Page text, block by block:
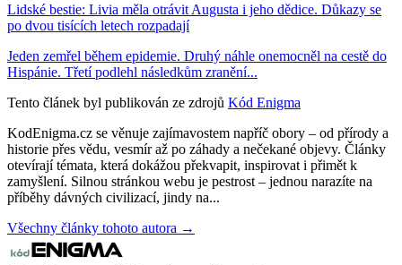
Lidské bestie: Livia měla otrávit Augusta i jeho dědice. Důkazy se
po dvou tisících letech rozpadají
Jeden zemřel během epidemie. Druhý náhle onemocněl na cestě do
Hispánie. Třetí podlehl následkům zranění...
Tento článek byl publikován ze zdrojů Kód Enigma
KodEnigma.cz se věnuje zajímavostem napříč obory – od přírody a
historie přes vědu, vesmír až po záhady a nečekané objevy. Články
otevírají témata, která dokážou překvapit, inspirovat i přimět k
zamyšlení. Silnou stránkou webu je pestrost – jednou narazíte na
příběhy dávných civilizací, jindy na...
Všechny články tohoto autora →